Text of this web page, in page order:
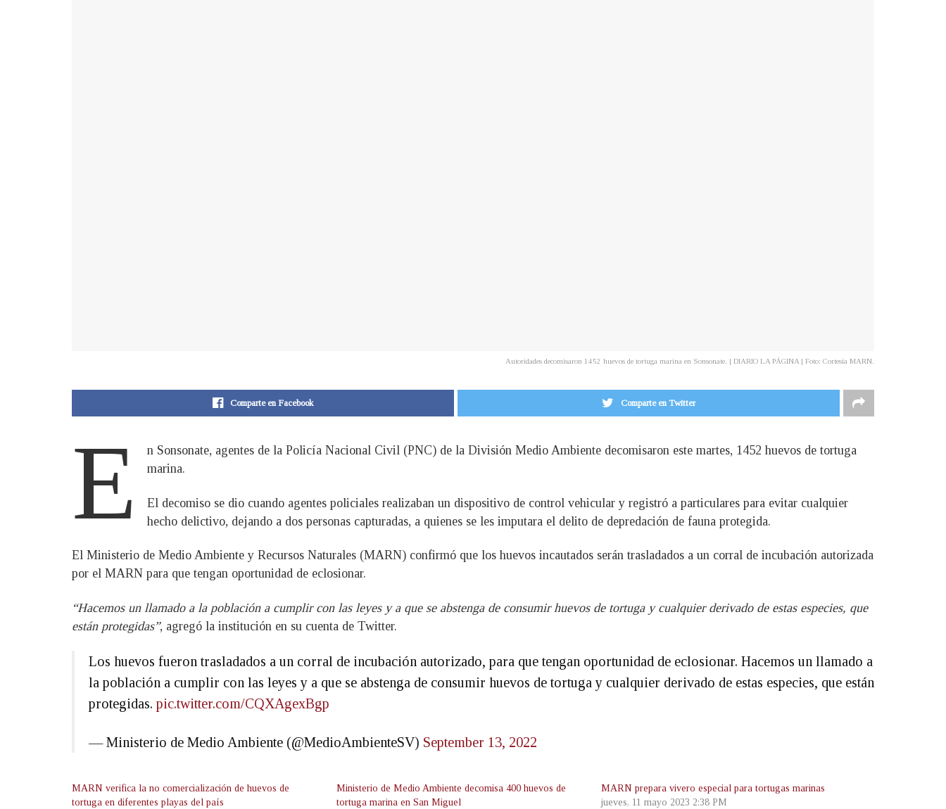
Autoridades decomisaron 1452 huevos de tortuga marina en Sonsonate. | DIARIO LA PÁGINA | Foto: Cortesía MARN.
Comparte en Facebook Comparte en Twitter
E
n Sonsonate, agentes de la Policía Nacional Civil (PNC) de la División Medio Ambiente decomisaron este martes, 1452 huevos de tortuga
marina.
El decomiso se dio cuando agentes policiales realizaban un dispositivo de control vehicular y registró a particulares para evitar cualquier
hecho delictivo, dejando a dos personas capturadas, a quienes se les imputara el delito de depredación de fauna protegida.
El Ministerio de Medio Ambiente y Recursos Naturales (MARN) confirmó que los huevos incautados serán trasladados a un corral de incubación autorizada
por el MARN para que tengan oportunidad de eclosionar.
“Hacemos un llamado a la población a cumplir con las leyes y a que se abstenga de consumir huevos de tortuga y cualquier derivado de estas especies, que
están protegidas”, agregó la institución en su cuenta de Twitter.
Los huevos fueron trasladados a un corral de incubación autorizado, para que tengan oportunidad de eclosionar. Hacemos un llamado a
la población a cumplir con las leyes y a que se abstenga de consumir huevos de tortuga y cualquier derivado de estas especies, que están
protegidas. pic.twitter.com/CQXAgexBgp
— Ministerio de Medio Ambiente (@MedioAmbienteSV) September 13, 2022
MARN verifica la no comercialización de huevos de
tortuga en diferentes playas del país
Ministerio de Medio Ambiente decomisa 400 huevos de
tortuga marina en San Miguel
MARN prepara vivero especial para tortugas marinas
jueves, 11 mayo 2023 2:38 PM